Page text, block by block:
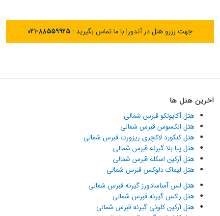
جهت رزرو هتل در آندورا با ما تماس بگیرید : ۰۲۱-۸۸۵۵۹۹۲۵
آخرین هتل ها
هتل آکاپولکو قبرس شمالی
هتل الکسوس قبرس شمالی
هتل کنکورد لاکچری ریزورت قبرس شمالی
هتل پیا بلا گیرنه قبرس شمالی
هتل آرکین اسکله قبرس شمالی
هتل لیماک دلوکس قبرس شمالی
هتل لس آمباسادورز گیرنه قبرس شمالی
هتل راکس گیرنه قبرس شمالی
هتل آرکین کلونی گیرنه قبرس شمالی